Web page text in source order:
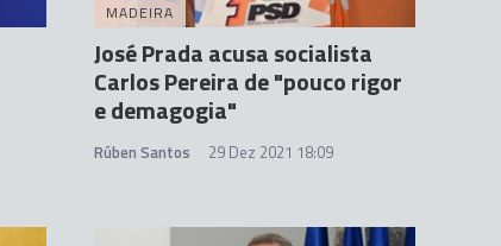
MADEIRA
José Prada acusa socialista
Carlos Pereira de "pouco rigor
e demagogia"
Rúben Santos 29 Dez 2021 18:09